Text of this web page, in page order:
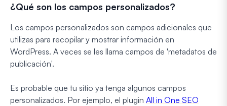
¿Qué son los campos personalizados?
Los campos personalizados son campos adicionales que
utilizas para recopilar y mostrar información en
WordPress. A veces se les llama campos de 'metadatos de
publicación'.
Es probable que tu sitio ya tenga algunos campos
personalizados. Por ejemplo, el plugin All in One SEO